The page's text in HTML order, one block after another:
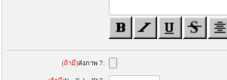
(ถ้ามี)ส่งภาพ 7: